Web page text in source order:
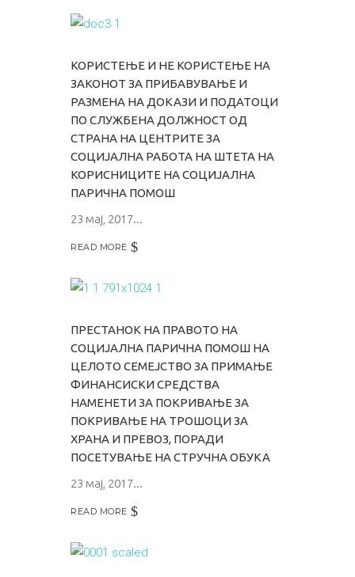
КОРИСТЕЊЕ И НЕ КОРИСТЕЊЕ НА
ЗАКОНОТ ЗА ПРИБАВУВАЊЕ И
РАЗМЕНА НА ДОКАЗИ И ПОДАТОЦИ
ПО СЛУЖБЕНА ДОЛЖНОСТ ОД
СТРАНА НА ЦЕНТРИТЕ ЗА
СОЦИЈАЛНА РАБОТА НА ШТЕТА НА
КОРИСНИЦИТЕ НА СОЦИЈАЛНА
ПАРИЧНА ПОМОШ
23 мај, 2017
READ MORE
ПРЕСТАНОК НА ПРАВОТО НА
СОЦИЈАЛНА ПАРИЧНА ПОМОШ НА
ЦЕЛОТО СЕМЕЈСТВО ЗА ПРИМАЊЕ
ФИНАНСИСКИ СРЕДСТВА
НАМЕНЕТИ ЗА ПОКРИВАЊЕ ЗА
ПОКРИВАЊЕ НА ТРОШОЦИ ЗА
ХРАНА И ПРЕВОЗ, ПОРАДИ
ПОСЕТУВАЊЕ НА СТРУЧНА ОБУКА
23 мај, 2017
READ MORE